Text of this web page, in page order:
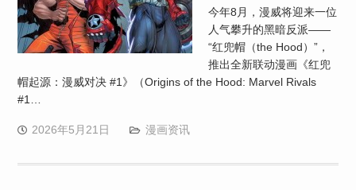
今年8月，漫威将迎来一位
人气攀升的黑暗反派——
“红兜帽（the Hood）”，
推出全新联动漫画《红兜
帽起源：漫威对决 #1》（Origins of the Hood: Marvel Rivals
#1…
2026年5月21日 漫画资讯